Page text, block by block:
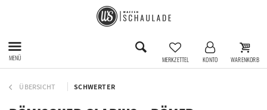
MENÜ MERKZETTEL KONTO WARENKORB
ÜBERSICHT SCHWERTER